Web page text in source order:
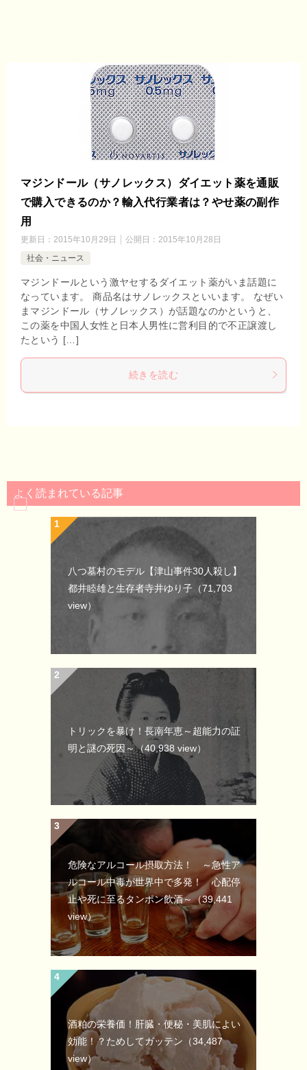
マジンドール（サノレックス）ダイエット薬を通販
で購入できるのか？輸入代行業者は？やせ薬の副作
用
更新日： 2015年10月29日 公開日： 2015年10月28日
社会・ニュース
マジンドールという激ヤセするダイエット薬がいま話題に
なっています。 商品名はサノレックスといいます。 なぜい
まマジンドール（サノレックス）が話題なのかというと、
この薬を中国人女性と日本人男性に営利目的で不正譲渡し
たという […]
続きを読む
よく読まれている記事
八つ墓村のモデル【津山事件30人殺し】
都井睦雄と生存者寺井ゆり子 （71,703
view）
トリックを暴け！長南年恵～超能力の証
明と謎の死因～（40,938 view）
危険なアルコール摂取方法！ ～急性ア
ルコール中毒が世界中で多発！ 心配停
止や死に至るタンポン飲酒～（39,441
view）
酒粕の栄養価！肝臓・便秘・美肌によい
効能！？ためしてガッテン （34,487
view）